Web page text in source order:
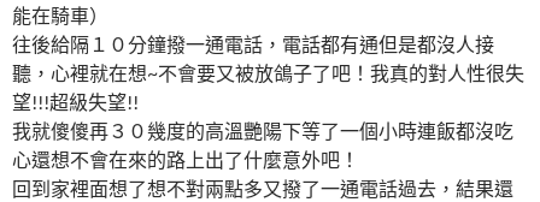
能在騎車）
往後給隔１０分鐘撥一通電話，電話都有通但是都沒人接
聽，心裡就在想~不會要又被放鴿子了吧！我真的對人性很失
望!!!超級失望!!
我就傻傻再３０幾度的高溫艷陽下等了一個小時連飯都沒吃
心還想不會在來的路上出了什麼意外吧！
回到家裡面想了想不對兩點多又撥了一通電話過去，結果還